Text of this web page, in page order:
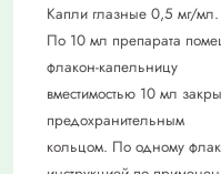
Капли глазные 0,5 мг/мл.
По 10 мл препарата
флакон-капельницу
вместимостью 10 мл
предохранительным
кольцом. По одному